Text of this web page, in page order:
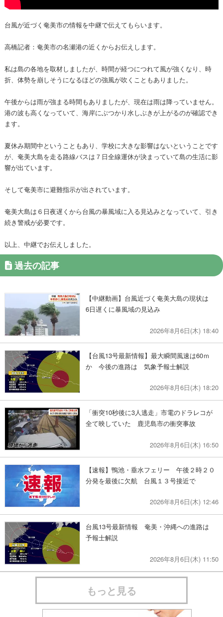
台風が近づく奄美市の情報を中継で伝えてもらいます。
高橋記者：奄美市の名瀬港の近くからお伝えします。
私は島の各地を取材しましたが、時間が経つにつれて風が強くなり、時
折、体勢を崩しそうになるほどの強風が吹くこともありました。
午後からは雨が強まる時間もありましたが、現在は雨は降っていません。
港の波も高くなっていて、海岸にぶつかり水しぶきが上がるのが確認でき
ます。
夏休み期間中ということもあり、学校に大きな影響はないということです
が、奄美大島を走る路線バスは７日全線運休が決まっていて島の生活に影
響が出ています。
そして奄美市に避難指示が出されています。
奄美大島は６日夜遅くから台風の暴風域に入る見込みとなっていて、引き
続き警戒が必要です。
以上、中継でお伝えしました。
過去の記事
【中継動画】台風近づく奄美大島の現状は
6日遅くに暴風域の見込み
2026年8月6日(木) 18:40
【台風13号最新情報】最大瞬間風速は60ｍ
か 今後の進路は 気象予報士解説
2026年8月6日(木) 18:20
「衝突10秒後に3人逃走」市電のドラレコが
全て映していた 鹿児島市の衝突事故
2026年8月6日(木) 16:50
【速報】鴨池・垂水フェリー 午後２時２０
分発を最後に欠航 台風１３号接近で
2026年8月6日(木) 12:46
台風13号最新情報 奄美・沖縄への進路は
予報士解説
2026年8月6日(木) 11:50
もっと見る